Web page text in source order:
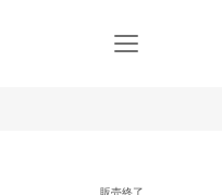
販売終了